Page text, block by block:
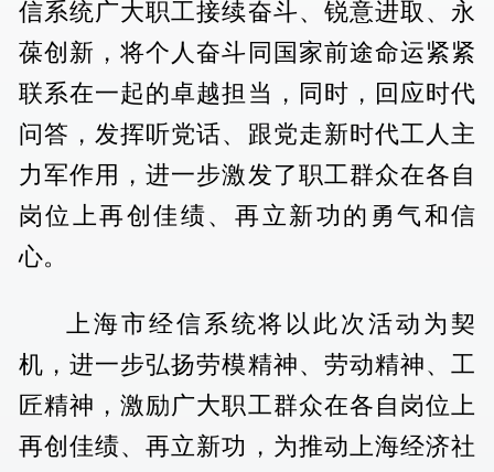
信系统广大职工接续奋斗、锐意进取、永
葆创新，将个人奋斗同国家前途命运紧紧
联系在一起的卓越担当，同时，回应时代
问答，发挥听党话、跟党走新时代工人主
力军作用，进一步激发了职工群众在各自
岗位上再创佳绩、再立新功的勇气和信
心。
上海市经信系统将以此次活动为契
机，进一步弘扬劳模精神、劳动精神、工
匠精神，激励广大职工群众在各自岗位上
再创佳绩、再立新功，为推动上海经济社